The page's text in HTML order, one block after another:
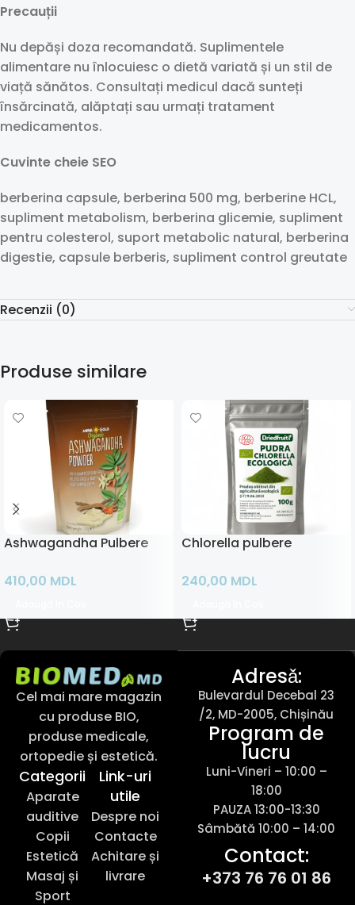
Precauții
Nu depăși doza recomandată. Suplimentele
alimentare nu înlocuiesc o dietă variată și un stil de
viață sănătos. Consultați medicul dacă sunteți
însărcinată, alăptați sau urmați tratament
medicamentos.
Cuvinte cheie SEO
berberina capsule, berberina 500 mg, berberine HCL,
supliment metabolism, berberina glicemie, supliment
pentru colesterol, suport metabolic natural, berberina
digestie, capsule berberis, supliment control greutate
Recenzii (0)
Produse similare
Ashwagandha Pulbere
410,00 MDL
Chlorella pulbere
240,00 MDL
Cel mai mare magazin
cu produse BIO,
produse medicale,
ortopedie și estetică.
Categorii
Aparate
auditive
Copii
Estetică
Masaj și
Sport
Link-uri
utile
Despre noi
Contacte
Achitare și
livrare
Adresǎ:
Bulevardul Decebal 23
/2, MD-2005, Chișinău
Program de
lucru
Luni-Vineri – 10:00 –
18:00
PAUZA 13:00-13:30
Sâmbătă 10:00 – 14:00
Contact:
+373 76 76 01 86